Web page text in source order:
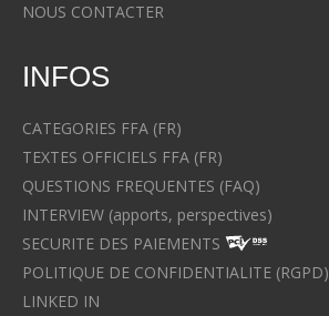
NOUS CONTACTER
INFOS
CATEGORIES FFA (FR)
TEXTES OFFICIELS FFA (FR)
QUESTIONS FREQUENTES (FAQ)
INTERVIEW (apports, perspectives)
SECURITE DES PAIEMENTS
POLITIQUE DE CONFIDENTIALITE (RGPD)
LINKED IN